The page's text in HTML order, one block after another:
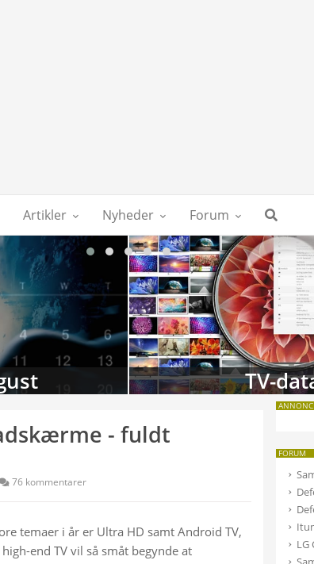
Artikler Nyheder Forum
TV-
- fuldt
76 kommentarer
temaer i år er Ultra HD samt Android TV,
end TV vil så småt begynde at
FORUM